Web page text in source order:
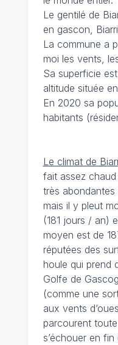
Le gentilé de
en gascon,
La commune a
moi les vents,
Sa superficie
altitude située
En 2020 sa
habitants
Le climat de
fait assez
très abondantes
mais il y pleut
(181 jours / an)
moyen est de
réputées des
houle qui prend
Golfe de
(comme une
aux vents
parcourent toute
s’échouer en